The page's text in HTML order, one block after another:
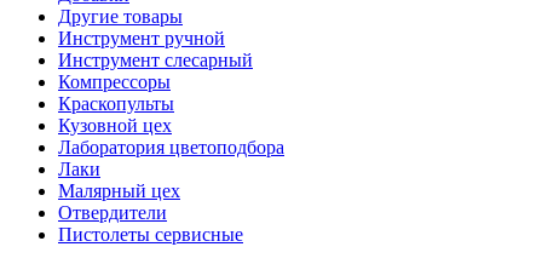
Другие товары
Инструмент ручной
Инструмент слесарный
Компрессоры
Краскопульты
Кузовной цех
Лаборатория цветоподбора
Лаки
Малярный цех
Отвердители
Пистолеты сервисные